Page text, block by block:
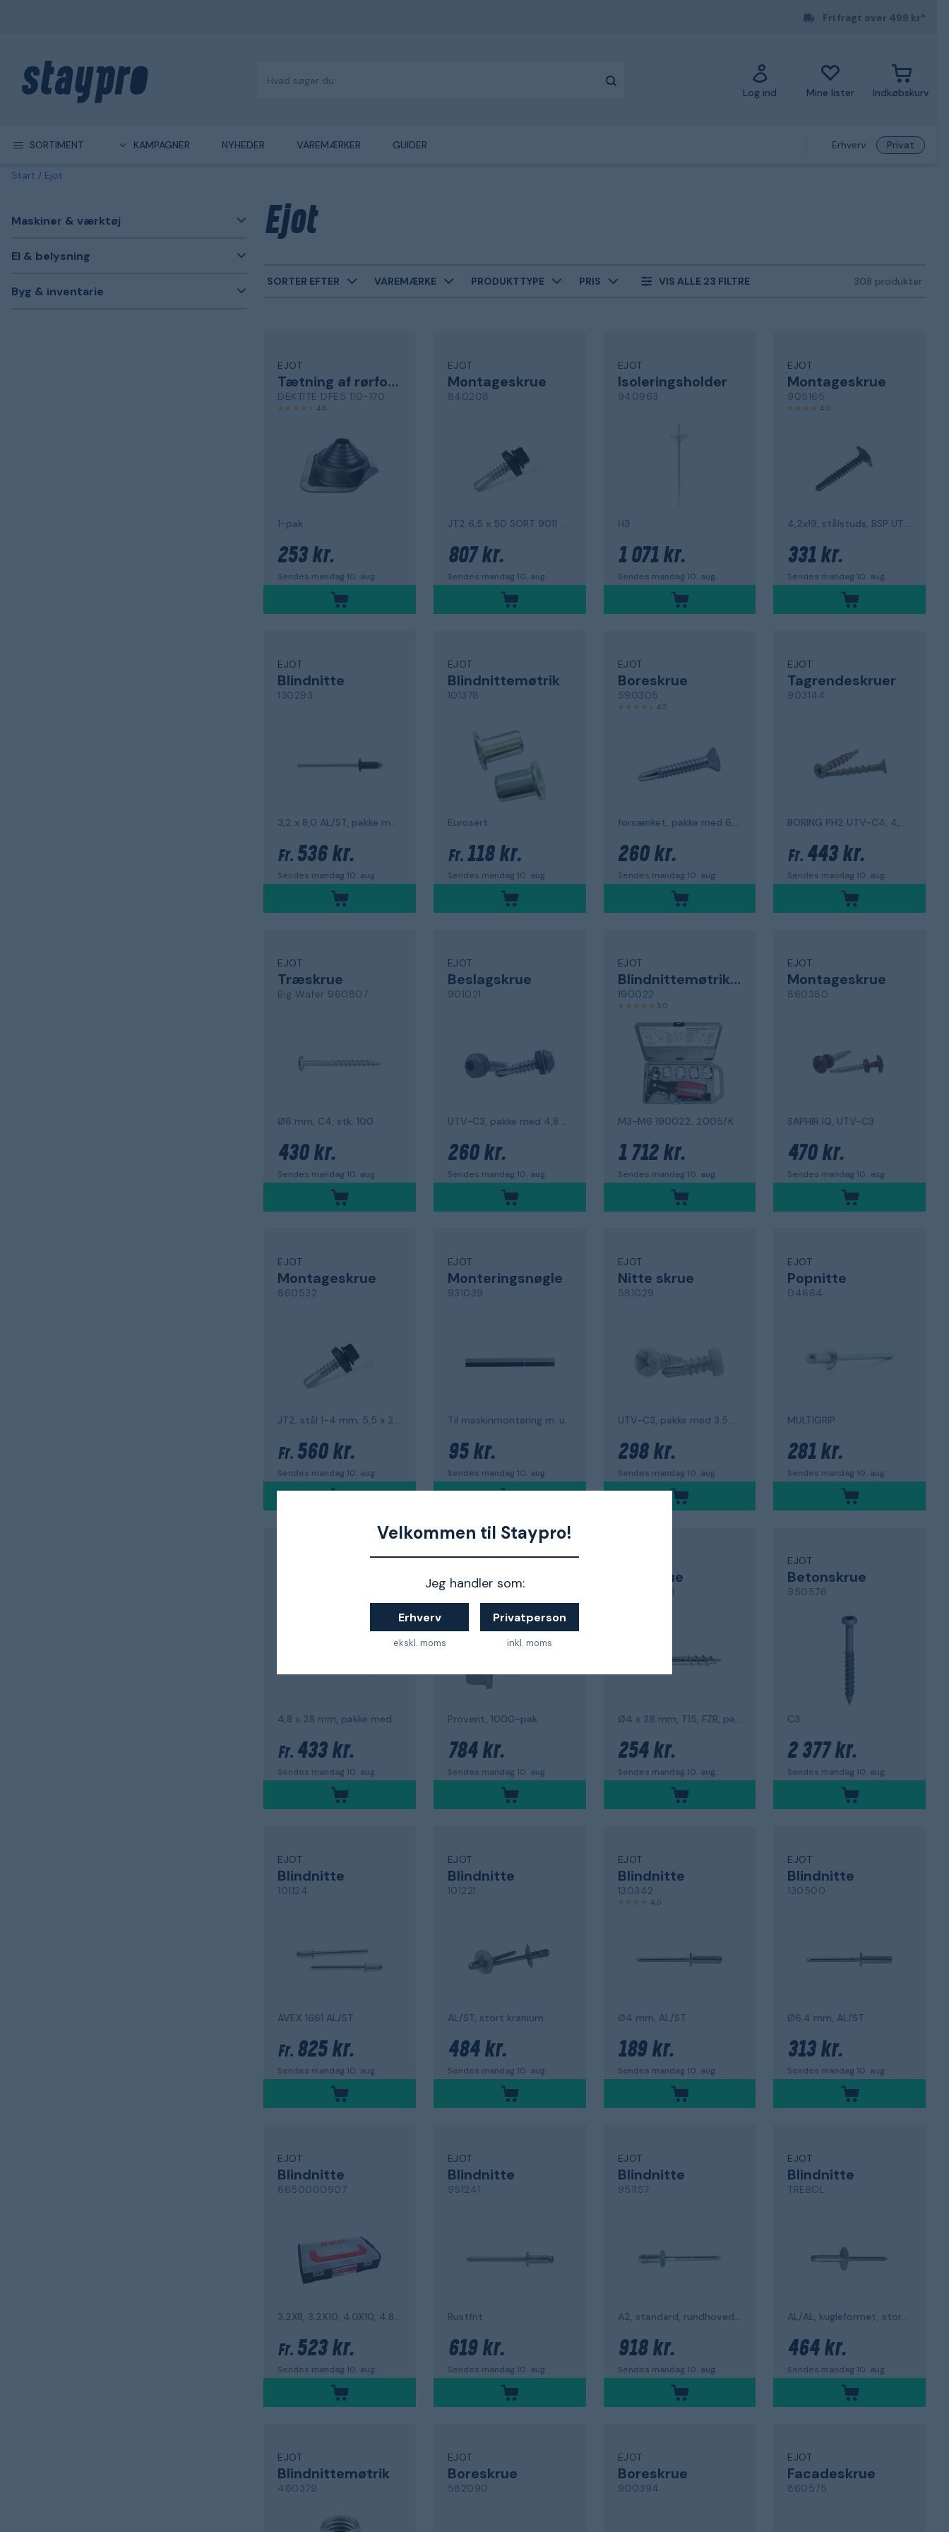
Velkommen til Staypro!
Jeg handler som:
Erhverv
ekskl. moms
Privatperson
inkl. moms
Fri fragt over 499 kr*
Log ind Mine lister Indkøbskurv
SORTIMENT KAMPAGNER NYHEDER VAREMÆRKER GUIDER Erhverv Privat
Start Ejot
Maskiner & værktøj
El & belysning
Byg & inventarie
Ejot
SORTER EFTER VAREMÆRKE PRODUKTTYPE PRIS VIS ALLE 23 FILTRE 308 produkter
EJOT
Tætning af rørforbindelse
DEKTITE DFE5 110-170 mm
4,8
1-pak
253 kr.
Sendes mandag 10. aug.
EJOT
Montageskrue
840208
JT2 6,5 x 50 SORT 9011 C3 150-PAK I TRÆ
807 kr.
Sendes mandag 10. aug.
EJOT
Isoleringsholder
940963
H3
1 071 kr.
Sendes mandag 10. aug.
EJOT
Montageskrue
905165
4,0
4,2x19, stålstuds, BSP UTV-C4 pakke med 500
331 kr.
Sendes mandag 10. aug.
EJOT
Blindnitte
130293
3,2 x 8,0 AL/ST, pakke med 1000
Fr. 536 kr.
Sendes mandag 10. aug.
EJOT
Blindnittemøtrik
101378
Eurosert
Fr. 118 kr.
Sendes mandag 10. aug.
EJOT
Boreskrue
590305
4,5
forsænket, pakke med 6,3 x 38 PH3 FZB, 100 stk
260 kr.
Sendes mandag 10. aug.
EJOT
Tagrendeskruer
903144
BORING PH2 UTV-C4, 4,8 x 33
Fr. 443 kr.
Sendes mandag 10. aug.
EJOT
Træskrue
Big Wafer 960807
Ø6 mm, C4, stk. 100
430 kr.
Sendes mandag 10. aug.
EJOT
Beslagskrue
901021
UTV-C3, pakke med 4,8 x 19 mm, 250
260 kr.
Sendes mandag 10. aug.
EJOT
Blindnittemøtrik sæt
190022
5,0
M3-M6 190022, 2005/K
1 712 kr.
Sendes mandag 10. aug.
EJOT
Montageskrue
860380
SAPHIR IQ, UTV-C3
470 kr.
Sendes mandag 10. aug.
EJOT
Montageskrue
860532
JT2, stål 1-4 mm, 5,5 x 25 mm, 250-pak
Fr. 560 kr.
Sendes mandag 10. aug.
EJOT
Monteringsnøgle
931039
Til maskinmontering m. udskæringsskrue
95 kr.
Sendes mandag 10. aug.
EJOT
Nitte skrue
581029
UTV-C3, pakke med 3,5 x 9,5 mm, 1000
298 kr.
Sendes mandag 10. aug.
EJOT
Popnitte
04664
MULTIGRIP
281 kr.
Sendes mandag 10. aug.
4,8 x 28 mm, pakke med 500
Fr. 433 kr.
Sendes mandag 10. aug.
EJOT
Ventilationsskrue
880122
Provent, 1000-pak
784 kr.
Sendes mandag 10. aug.
Træskrue
SK 904493
Ø4 x 28 mm, T15, FZB, pakke med 500
254 kr.
Sendes mandag 10. aug.
EJOT
Betonskrue
950576
C3
2 377 kr.
Sendes mandag 10. aug.
EJOT
Blindnitte
101124
AVEX 1661 AL/ST
Fr. 825 kr.
Sendes mandag 10. aug.
EJOT
Blindnitte
101221
AL/ST, stort kranium
484 kr.
Sendes mandag 10. aug.
EJOT
Blindnitte
130342
4,0
Ø4 mm, AL/ST
189 kr.
Sendes mandag 10. aug.
EJOT
Blindnitte
130500
Ø6,4 mm, AL/ST
313 kr.
Sendes mandag 10. aug.
EJOT
Blindnitte
8650000907
3.2X8, 3.2X10, 4.0X10, 4.8X10, 700 st
Fr. 523 kr.
Sendes mandag 10. aug.
EJOT
Blindnitte
951241
Rustfrit
619 kr.
Sendes mandag 10. aug.
EJOT
Blindnitte
951157
A2, standard, rundhoved, rustfri
918 kr.
Sendes mandag 10. aug.
EJOT
Blindnitte
TREBOL
AL/AL, kugleformet, stort hoved
464 kr.
Sendes mandag 10. aug.
EJOT
Blindnittemøtrik
460379
EJOT
Boreskrue
582090
EJOT
Boreskrue
900394
EJOT
Facadeskrue
860575